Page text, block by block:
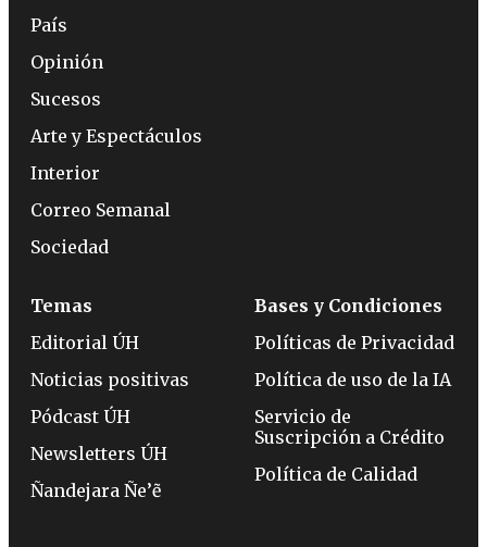
País
Opinión
Sucesos
Arte y Espectáculos
Interior
Correo Semanal
Sociedad
Temas
Editorial ÚH
Noticias positivas
Pódcast ÚH
Newsletters ÚH
Ñandejara Ñe’ẽ
Bases y Condiciones
Políticas de Privacidad
Política de uso de la IA
Servicio de
Suscripción a Crédito
Política de Calidad